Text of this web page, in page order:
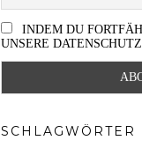
INDEM DU
UNSERE
SCHLAGWÖRTER